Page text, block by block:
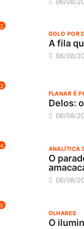
2
DOLO POR
A fila
06/08/
3
FLANAR É
Delos:
06/08/
4 ANALÍTICA
O
06/08/
5
OLHARES
O